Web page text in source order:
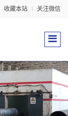
收藏本站 关注微信